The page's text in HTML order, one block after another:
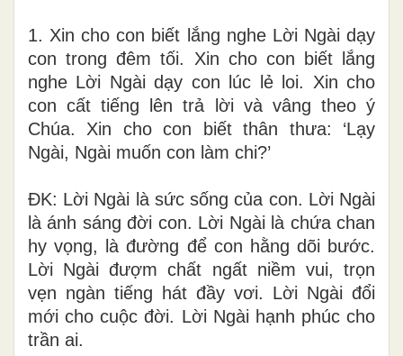
1. Xin cho con biết lắng nghe Lời Ngài dạy
con trong đêm tối. Xin cho con biết lắng
nghe Lời Ngài dạy con lúc lẻ loi. Xin cho
con cất tiếng lên trả lời và vâng theo ý
Chúa. Xin cho con biết thân thưa: ‘Lạy
Ngài, Ngài muốn con làm chi?’
ÐK: Lời Ngài là sức sống của con. Lời Ngài
là ánh sáng đời con. Lời Ngài là chứa chan
hy vọng, là đường để con hằng dõi bước.
Lời Ngài đượm chất ngất niềm vui, trọn
vẹn ngàn tiếng hát đầy vơi. Lời Ngài đổi
mới cho cuộc đời. Lời Ngài hạnh phúc cho
trần ai.